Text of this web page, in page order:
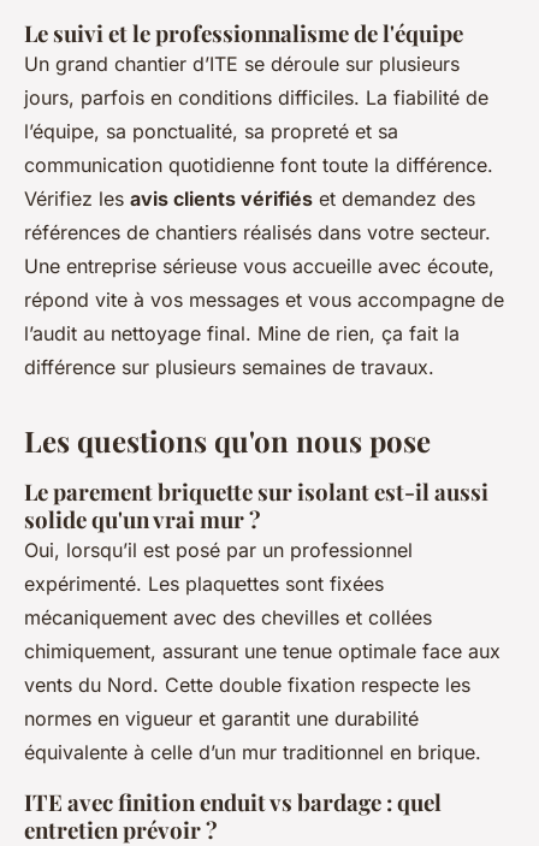
Le suivi et le professionnalisme de l'équipe
Un grand chantier d’ITE se déroule sur plusieurs
jours, parfois en conditions difficiles. La fiabilité de
l’équipe, sa ponctualité, sa propreté et sa
communication quotidienne font toute la différence.
Vérifiez les avis clients vérifiés et demandez des
références de chantiers réalisés dans votre secteur.
Une entreprise sérieuse vous accueille avec écoute,
répond vite à vos messages et vous accompagne de
l’audit au nettoyage final. Mine de rien, ça fait la
différence sur plusieurs semaines de travaux.
Les questions qu'on nous pose
Le parement briquette sur isolant est-il aussi
solide qu'un vrai mur ?
Oui, lorsqu’il est posé par un professionnel
expérimenté. Les plaquettes sont fixées
mécaniquement avec des chevilles et collées
chimiquement, assurant une tenue optimale face aux
vents du Nord. Cette double fixation respecte les
normes en vigueur et garantit une durabilité
équivalente à celle d’un mur traditionnel en brique.
ITE avec finition enduit vs bardage : quel
entretien prévoir ?